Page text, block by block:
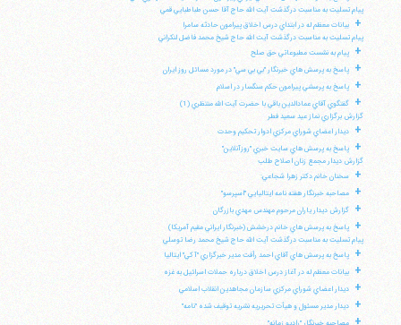
پيام تسليت به مناسبت درگذشت آيت الله حاج آقا حسن طباطبايي قمي
+
بيانات معظم له در ابتداي درس اخلاق پيرامون حادثه سامرا
پيام تسليت به مناسبت درگذشت آيت الله حاج شيخ محمد فاضل لنكراني
+ پيام به نشست مطبوعاتي حق صلح
+ پاسخ به پرسش هاي خبرنگار "بي بي سي" در مورد مسائل روز ايران
+ پاسخ به پرسشي پيرامون حكم سنگسار در اسلام
+
گفتگوي آقاي عمادالدين باقي با حضرت آيت الله منتظري (1)
گزارش برگزاري نماز عيد سعيد فطر
+ ديدار اعضاي شوراي مركزي ادوار تحكيم وحدت
+
پاسخ به پرسش هاي سايت خبري "روزآنلاين"
گزارش ديدار مجمع زنان اصلاح طلب
+ سخنان خانم دكتر زهرا شجاعي:
+ مصاحبه خبرنگار هفته نامه ايتاليايي "اسپرسو"
+ گزارش ديدار ياران مرحوم مهندس مهدي بازرگان
+
پاسخ به پرسش هاي خانم درخشش (خبرنگار ايراني مقيم آمريكا)
پيام تسليت به مناسبت درگذشت آيت الله حاج شيخ محمد رضا توسلي
+ پاسخ به پرسش هاي آقاي احمد رأفت مدير خبرگزاري "آكي" ايتاليا
+ بيانات معظم له در آغاز درس اخلاق درباره حملات اسرائيل به غزه
+ ديدار اعضاي شوراي مركزي سازمان مجاهدين انقلاب اسلامي
+ ديدار مدير مسئول و هيأت تحريريه نشريه توقيف شده "نامه"